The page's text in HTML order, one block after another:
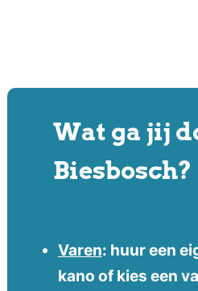
Wat ga jij
Biesbosch?
Varen: huur een
kano of kies een